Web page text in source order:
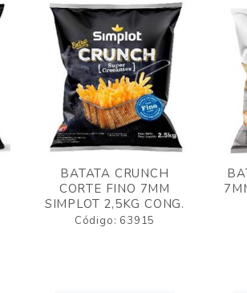
BATATA CRUNCH
CORTE FINO 7MM
SIMPLOT 2,5KG CONG.
Código: 63915